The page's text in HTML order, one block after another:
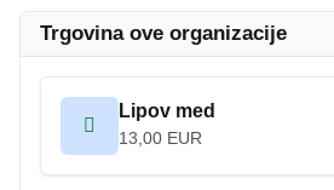
Trgovina ove organizacije
Lipov med
13,00 EUR